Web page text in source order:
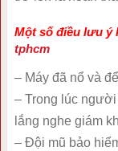
Một số điều lưu ý
tphcm
– Máy đã nổ và
– Trong lúc người
lắng nghe giám
– Đội mũ bảo